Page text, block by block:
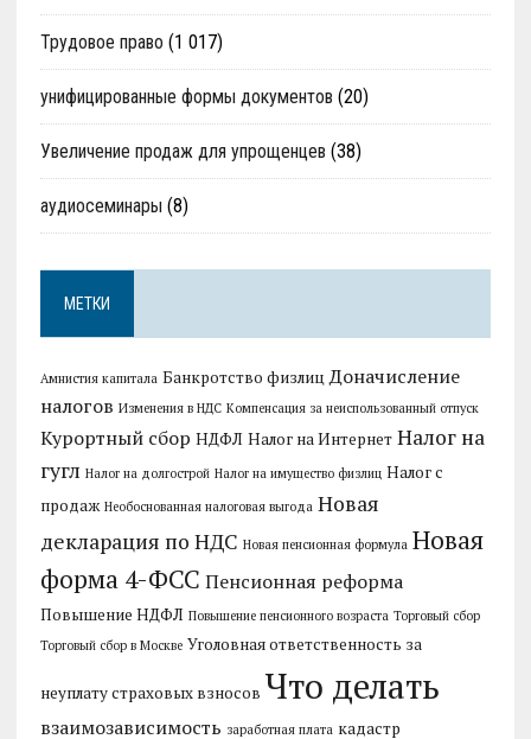
Трудовое право (1 017)
унифицированные формы документов (20)
Увеличение продаж для упрощенцев (38)
аудиосеминары (8)
МЕТКИ
Амнистия капитала Банкротство физлиц Доначисление
налогов Изменения в НДС Компенсация за неиспользованный отпуск
Курортный сбор НДФЛ Налог на Интернет Налог на
гугл Налог на долгострой Налог на имущество физлиц Налог с
продаж Необоснованная налоговая выгода Новая
декларация по НДС Новая пенсионная формула Новая
форма 4-ФСС Пенсионная реформа
Повышение НДФЛ Повышение пенсионного возраста Торговый сбор
Торговый сбор в Москве Уголовная ответственность за
неуплату страховых взносов Что делать
взаимозависимость заработная плата кадастр